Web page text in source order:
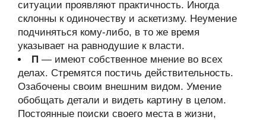
ситуации проявляют практичность. Иногда
склонны к одиночеству и аскетизму. Неумение
подчиняться кому-либо, в то же время
указывает на равнодушие к власти.
П — имеют собственное мнение во всех
делах. Стремятся постичь действительность.
Озабочены своим внешним видом. Умение
обобщать детали и видеть картину в целом.
Постоянные поиски своего места в жизни,